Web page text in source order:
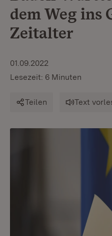
dem Weg ins
Zeitalter
01.09.2022
Lesezeit: 6 Minuten
Teilen Text